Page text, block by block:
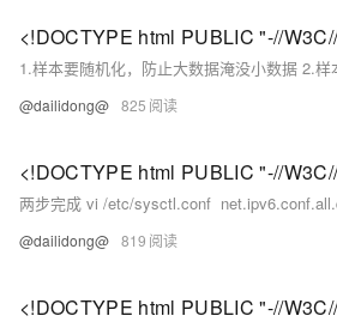
@dailidong@ 825
@dailidong@ 819